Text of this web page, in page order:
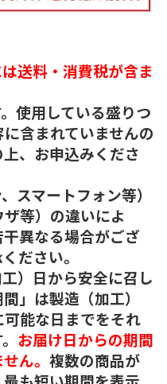
送料・消費税が含ま
使用している盛りつ
含まれていませんの
、お申込みくださ
スマートフォン等）
等）の違いによ
異なる場合がござ
ださい。
）日から安全に召し
」は製造（加工）
能な日までをそれ
お届け日からの期間
ん。 複数の商品が